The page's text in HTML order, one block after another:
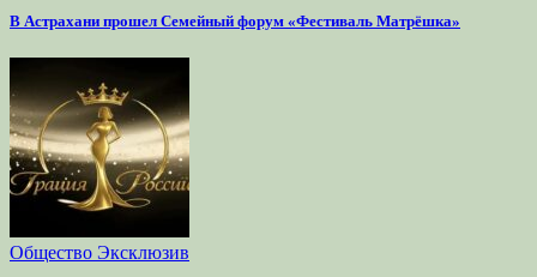
В Астрахани прошел Семейный форум «Фестиваль Матрёшка»
Общество Эксклюзив